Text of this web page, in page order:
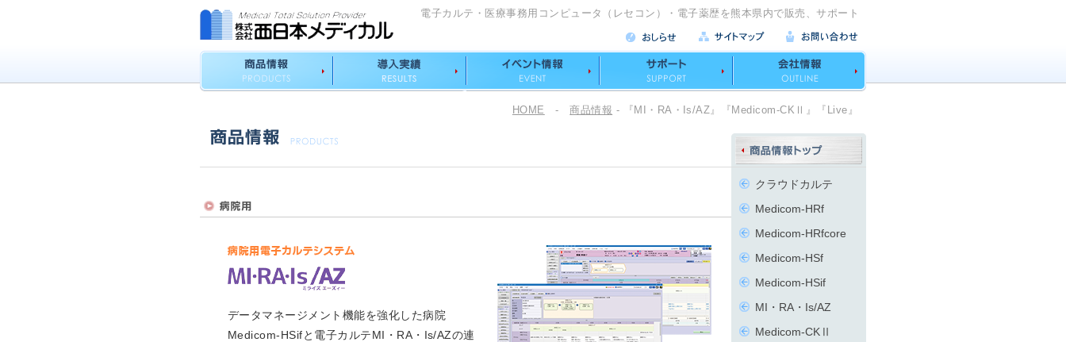
電子カルテ・医療事務用コンピュータ（レセコン）・電子薬歴を熊本県内で販売、サポート
HOME -商品情報 - 『MI・RA・Is/AZ』『Medicom-CKⅡ』『Live』
データマネージメント機能を強化した病院
Medicom-HSifと電子カルテMI・RA・Is/AZの連
クラウドカルテ
Medicom-HRf
Medicom-HRfcore
Medicom-HSf
Medicom-HSif
MI・RA・Is/AZ
Medicom-CKⅡ